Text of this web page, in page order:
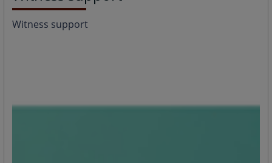
Witness support